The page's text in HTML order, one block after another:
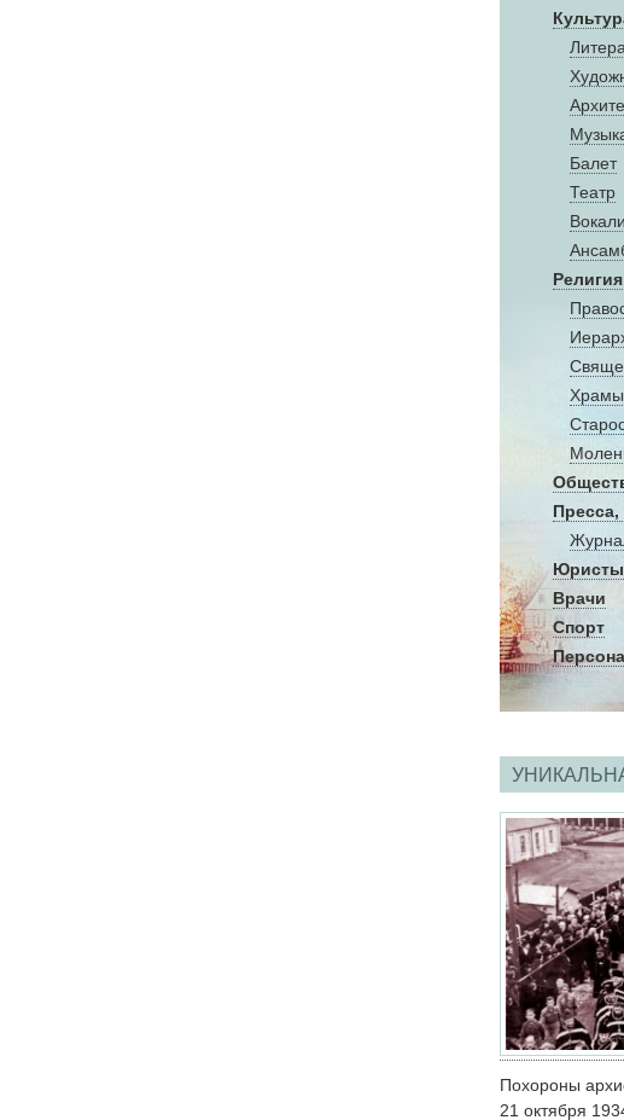
Балет
Театр
Религия
Юристы
Врачи
Спорт
Похороны
21 октября